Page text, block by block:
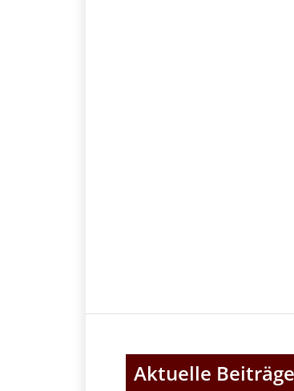
Aktuelle